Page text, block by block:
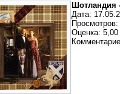
Шотландия
Дата:
Просмотров:
Оценка: 5,00